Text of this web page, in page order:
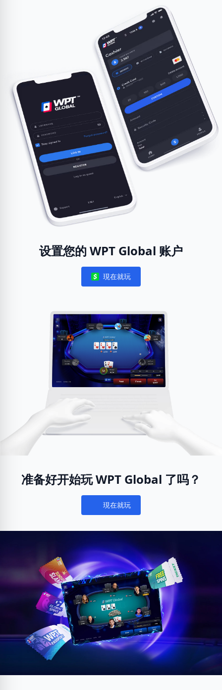
设置您的 WPT Global 账户
Notifications
現在就玩
准备好开始玩 WPT Global 了吗？
Notifications
現在就玩